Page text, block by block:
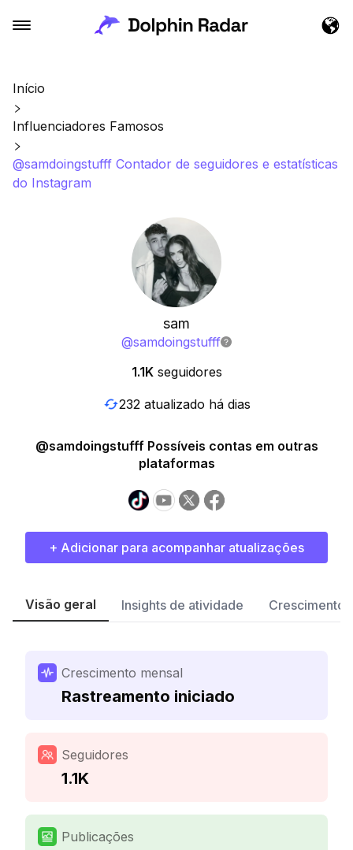
Início
Influenciadores Famosos
@samdoingstufff Contador de seguidores e estatísticas
do Instagram
sam
@samdoingstufff
1.1K seguidores
232 atualizado há dias
@samdoingstufff Possíveis contas em outras
plataformas
+ Adicionar para acompanhar atualizações
Visão geral Insights de atividade Crescimento
Crescimento mensal
Rastreamento iniciado
Seguidores
1.1K
Publicações